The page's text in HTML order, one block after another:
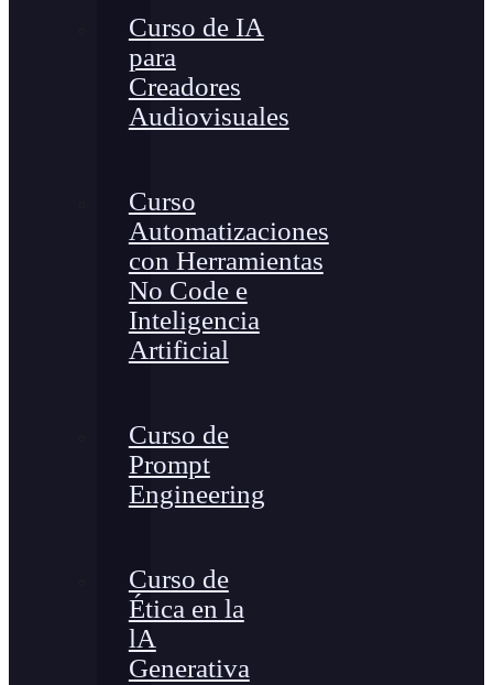
Curso de IA
para
Creadores
Audiovisuales
Curso
Automatizaciones
con Herramientas
No Code e
Inteligencia
Artificial
Curso de
Prompt
Engineering
Curso de
Ética en la
lA
Generativa